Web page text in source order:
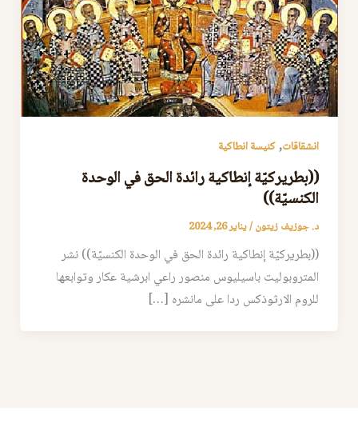
انشقاقات,كنيسة انطاكية
((بطريركيّة إنطاكية رائدة الحق في الوحدة
الكنسيّة))
د. جوزيف زيتون/يناير 26, 2024
((بطريركيّة إنطاكية رائدة الحق في الوحدة الكنسيّة)) نشر
المتروبوليت باسيليوس منصور راعي ابرشية عكار وتوابعها
للروم الارثوذكس ردا على مانشره […]